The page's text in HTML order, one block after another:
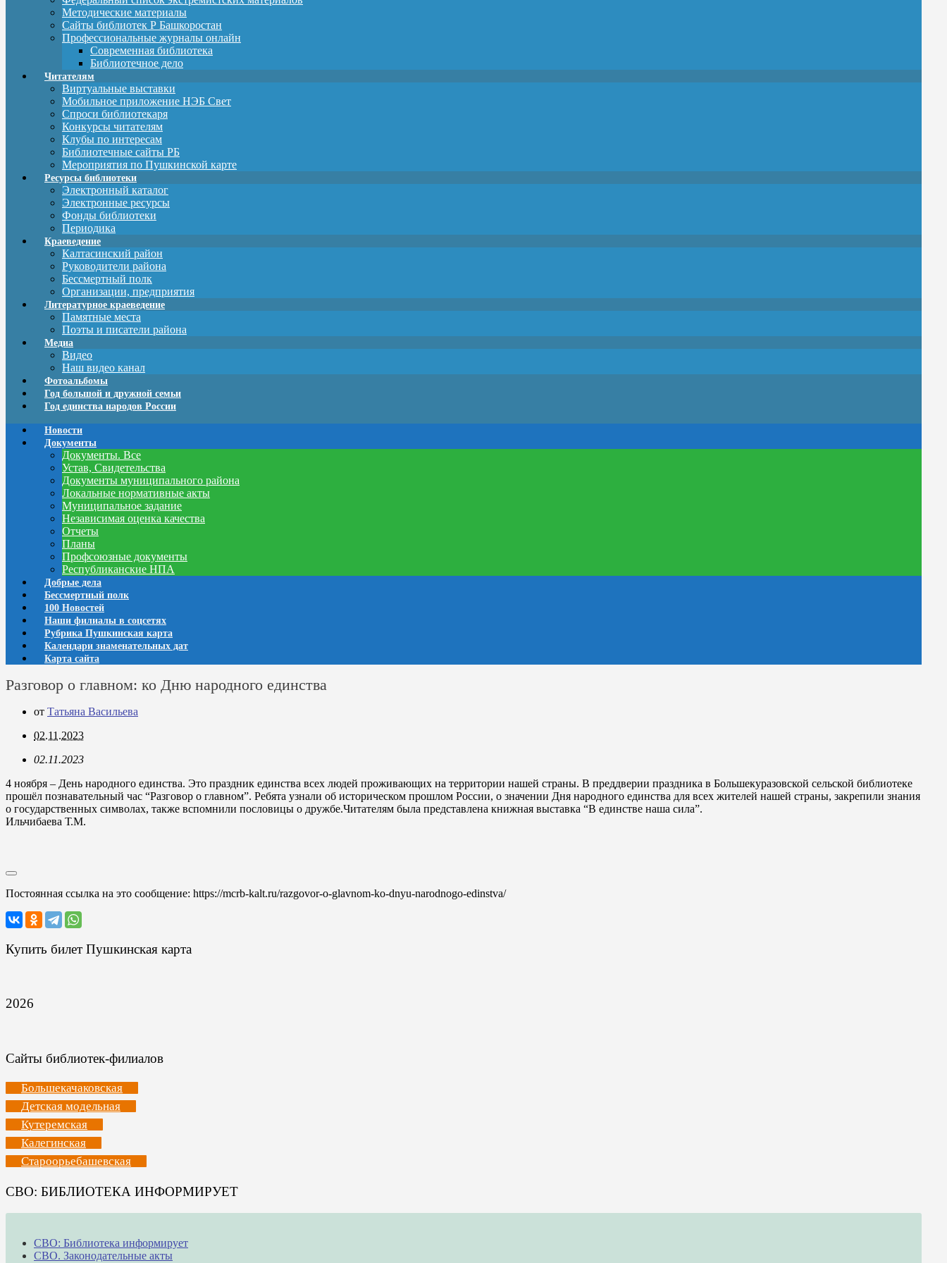
Методические материалы
Сайты библиотек Р Башкоростан
Профессиональные журналы онлайн
Современная библиотека
Библиотечное дело
Читателям
Виртуальные выставки
Мобильное приложение НЭБ Свет
Спроси библиотекаря
Конкурсы читателям
Клубы по интересам
Библиотечные сайты РБ
Мероприятия по Пушкинской карте
Ресурсы библиотеки
Электронный каталог
Электронные ресурсы
Фонды библиотеки
Периодика
Краеведение
Калтасинский район
Руководители района
Бессмертный полк
Организации, предприятия
Литературное краеведение
Памятные места
Поэты и писатели района
Медиа
Видео
Наш видео канал
Фотоальбомы
Год большой и дружной семьи
Год единства народов России
Новости
Документы
Документы. Все
Устав, Свидетельства
Документы муниципального района
Локальные нормативные акты
Муниципальное задание
Независимая оценка качества
Отчеты
Планы
Профсоюзные документы
Республиканские НПА
Добрые дела
Бессмертный полк
100 Новостей
Наши филиалы в соцсетях
Рубрика Пушкинская карта
Календари знаменательных дат
Карта сайта
Разговор о главном: ко Дню народного единства
от Татьяна Васильева
02.11.2023
02.11.2023
4 ноября – День народного единства. Это праздник единства всех людей проживающих на территории нашей страны. В преддверии праздника в Большекуразовской сельской библиотеке
прошёл познавательный час “Разговор о главном”. Ребята узнали об историческом прошлом России, о значении Дня народного единства для всех жителей нашей страны, закрепили знания
о государственных символах, также вспомнили пословицы о дружбе.Читателям была представлена книжная выставка “В единстве наша сила”.
Ильчибаева Т.М.
Постоянная ссылка на это сообщение: https://mcrb-kalt.ru/razgovor-o-glavnom-ko-dnyu-narodnogo-edinstva/
Купить билет Пушкинская карта
2026
Сайты библиотек-филиалов
Большекачаковская
Детская модельная
Кутеремская
Калегинская
Староорьебашевская
СВО: БИБЛИОТЕКА ИНФОРМИРУЕТ
СВО: Библиотека информирует
СВО. Законодательные акты